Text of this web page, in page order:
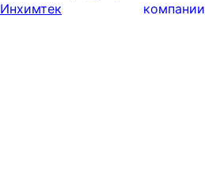
Инхимтек
компании